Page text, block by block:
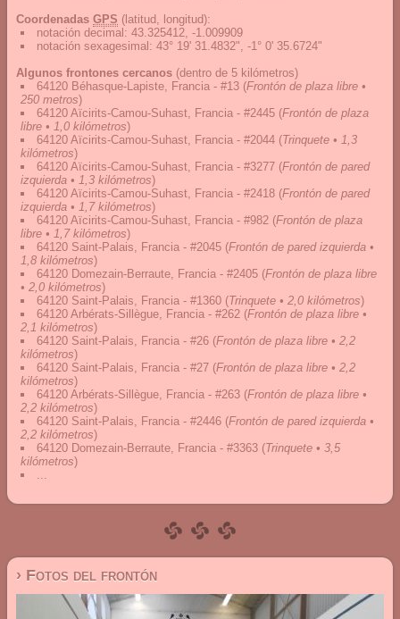
Coordenadas GPS (latitud, longitud):
notación decimal : 43.325412, -1.009909
notación sexagesimal : 43° 19' 31.4832", -1° 0' 35.6724"
Algunos frontones cercanos (dentro de 5 kilómetros)
64120 Béhasque-Lapiste, Francia - #13 (Frontón de plaza libre •
250 metros)
64120 Aïcirits-Camou-Suhast, Francia - #2445 (Frontón de plaza
libre • 1,0 kilómetros)
64120 Aïcirits-Camou-Suhast, Francia - #2044 (Trinquete • 1,3
kilómetros)
64120 Aïcirits-Camou-Suhast, Francia - #3277 (Frontón de pared
izquierda • 1,3 kilómetros)
64120 Aïcirits-Camou-Suhast, Francia - #2418 (Frontón de pared
izquierda • 1,7 kilómetros)
64120 Aïcirits-Camou-Suhast, Francia - #982 (Frontón de plaza
libre • 1,7 kilómetros)
64120 Saint-Palais, Francia - #2045 (Frontón de pared izquierda •
1,8 kilómetros)
64120 Domezain-Berraute, Francia - #2405 (Frontón de plaza libre
• 2,0 kilómetros)
64120 Saint-Palais, Francia - #1360 (Trinquete • 2,0 kilómetros)
64120 Arbérats-Sillègue, Francia - #262 (Frontón de plaza libre •
2,1 kilómetros)
64120 Saint-Palais, Francia - #26 (Frontón de plaza libre • 2,2
kilómetros)
64120 Saint-Palais, Francia - #27 (Frontón de plaza libre • 2,2
kilómetros)
64120 Arbérats-Sillègue, Francia - #263 (Frontón de plaza libre •
2,2 kilómetros)
64120 Saint-Palais, Francia - #2446 (Frontón de pared izquierda •
2,2 kilómetros)
64120 Domezain-Berraute, Francia - #3363 (Trinquete • 3,5
kilómetros)
...
› Fotos del frontón